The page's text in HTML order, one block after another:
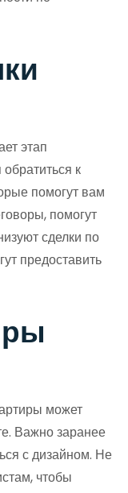
этап
к
помогут вам
помогут
сделки по
предоставить
может
Важно заранее
с дизайном. Не
чтобы